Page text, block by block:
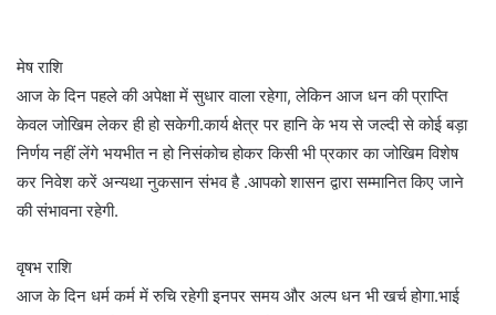
मेष राशि
आज के दिन पहले की अपेक्षा में सुधार वाला रहेगा, लेकिन आज धन की प्राप्ति
केवल जोखिम लेकर ही हो सकेगी.कार्य क्षेत्र पर हानि के भय से जल्दी से कोई बड़ा
निर्णय नहीं लेंगे भयभीत न हो निसंकोच होकर किसी भी प्रकार का जोखिम विशेष
कर निवेश करें अन्यथा नुकसान संभव है .आपको शासन द्वारा सम्मानित किए जाने
की संभावना रहेगी.
वृषभ राशि
आज के दिन धर्म कर्म में रुचि रहेगी इनपर समय और अल्प धन भी खर्च होगा.भाई